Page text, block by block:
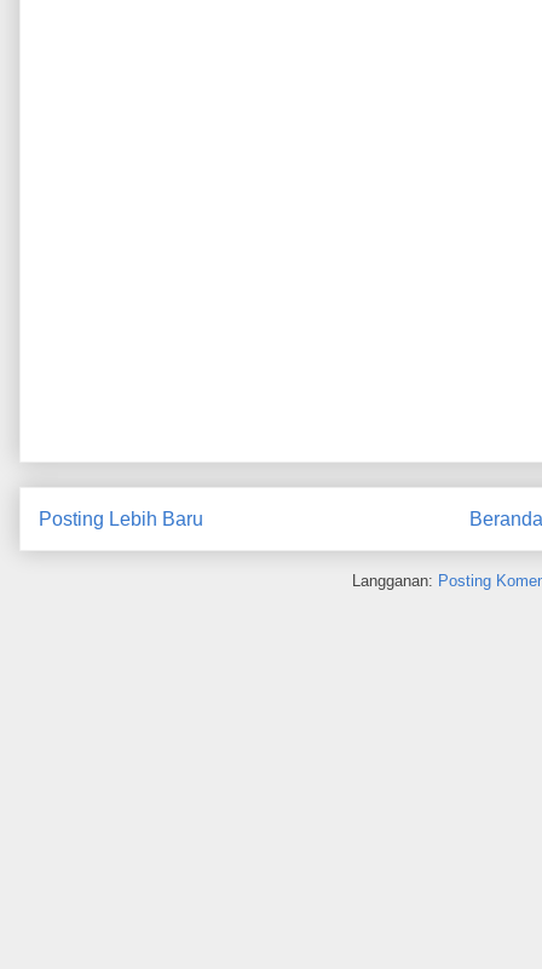
Posting Lebih Baru Beranda
Langganan: Posting